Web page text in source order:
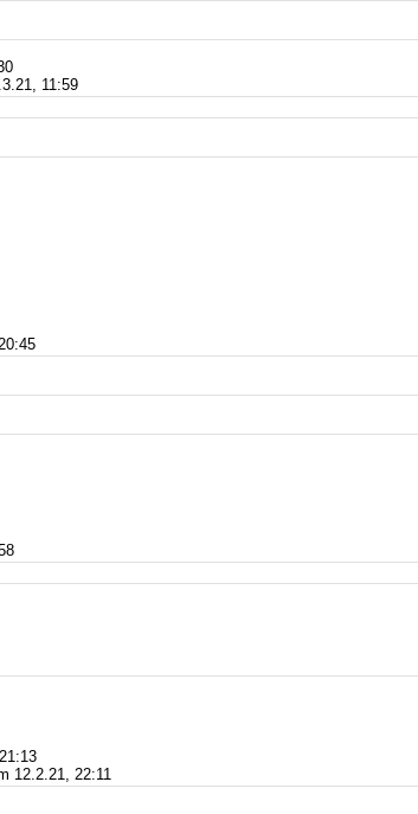
11:59
12.2.21, 22:11